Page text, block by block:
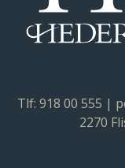
Tlf: 918 00 555 |
2270